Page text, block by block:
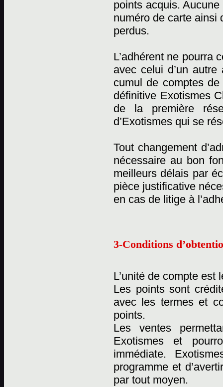
points acquis.
numéro de carte ainsi
perdus.
L’adhérent ne pourra
avec celui d’un
cumul de comptes
définitive Exotismes
de la première
d’Exotismes qui se
Tout changement
nécessaire au bon
meilleurs délais par
pièce justificative
en cas de litige à
3-Conditions
L’unité de compte est
Les points sont
avec les termes et
points.
Les ventes
Exotismes et
immédiate.
programme et
par tout moyen.